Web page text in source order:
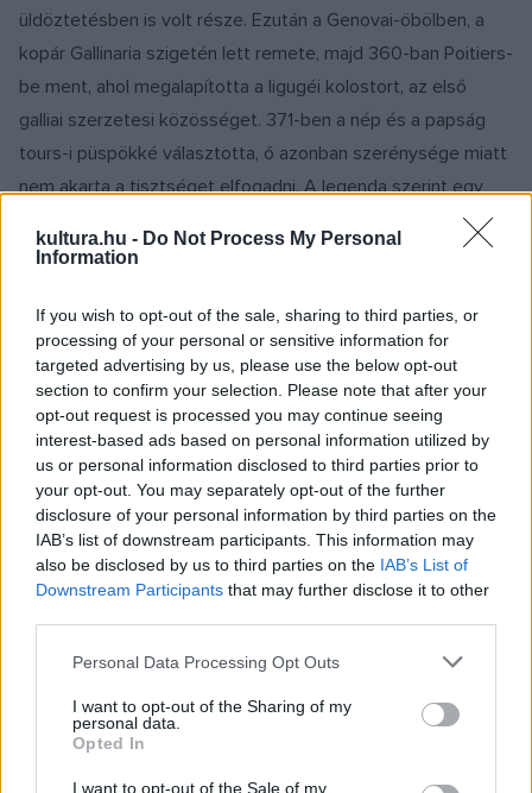
kultura.hu - Do Not Process My Personal
Information
If you wish to opt-out of the sale, sharing to third parties, or
processing of your personal or sensitive information for
targeted advertising by us, please use the below opt-out
section to confirm your selection. Please note that after your
opt-out request is processed you may continue seeing
interest-based ads based on personal information utilized by
us or personal information disclosed to third parties prior to
your opt-out. You may separately opt-out of the further
disclosure of your personal information by third parties on the
IAB’s list of downstream participants. This information may
also be disclosed by us to third parties on the IAB’s List of
Downstream Participants that may further disclose it to other
Please note that this website/app uses one or more Google
not limited to your visit or usage behaviour. You may click to
grant or deny consent to Google and its third-party tags to
use your data for below specified purposes in below Google
consent section.
Personal Data Processing Opt Outs
I want to opt-out of the Sharing of my
personal data.
Opted In
I want to opt-out of the Sale of my
üldöztetésben is volt része. Ezután a Genovai-öbölben, a
kopár Gallinaria szigetén lett remete, majd 360-ban Poitiers-
be ment, ahol megalapította a ligugéi kolostort, az első
galliai szerzetesi közösséget. 371-ben a nép és a papság
tours-i püspökké választotta, ő azonban szerénysége miatt
nem akarta a tisztséget elfogadni. A legenda szerint egy
libaólban rejtőzött el, de a ludak elárulták gágogásukkal.
és emberszeretettel, igazságérzettel és kitűnő népies
szónoki képességgel megáldva,
püspökként is szigorú szerzetesi életet
élt.
Minden évben gyalog, szamárháton vagy dereglyén sorra
látogatta egyházközösségeit. A felkeresett tanyákat és
falvakat, ahol még nem vert mély gyökeret a
gyógyulások kísérték. Az idős püspök egyik vidéki
egyházközségében, Candes-ben megbetegedett, ott halt
meg, majd Tours-ban temették el. Halálának napját a
hagyomány 397. november 8-ra, a temetését november 11-